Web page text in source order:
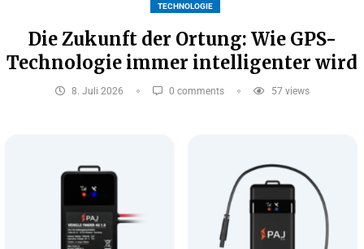
TECHNOLOGIE
Die Zukunft der Ortung: Wie GPS-
Technologie immer intelligenter wird
8. Juli 2026 0 comments 57 views